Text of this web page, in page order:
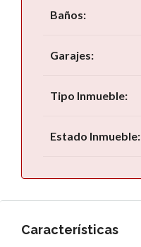
Baños:
Garajes:
Tipo Inmueble:
Estado Inmueble:
Características